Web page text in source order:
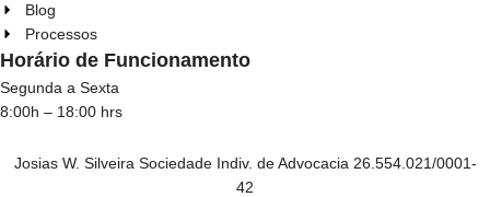
Blog
Processos
Horário de Funcionamento
Segunda a Sexta
8:00h – 18:00 hrs
Josias W. Silveira Sociedade Indiv. de Advocacia 26.554.021/0001-
42